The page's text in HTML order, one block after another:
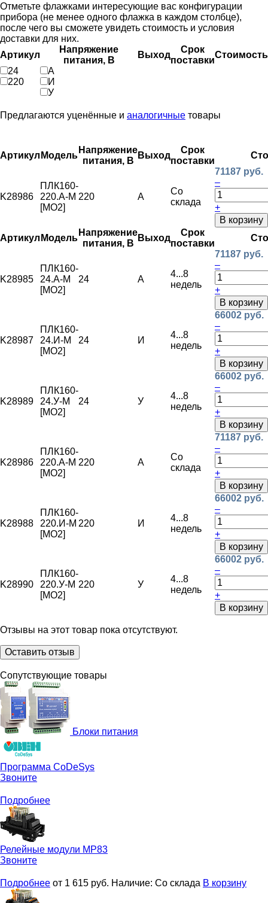
Отметьте флажками интересующие вас конфигурации
прибора (не менее одного флажка в каждом столбце),
после чего вы сможете увидеть стоимость и условия
доставки для них.
Артикул
Напряжение
питания, В
Выход
Срок
поставки
Стоимость
24
220
А
И
У
Предлагаются уценённые и аналогичные товары
Артикул Модель
Напряжение
питания, В
Выход
Срок
поставки
K28986
ПЛК160-
220.А-M
[МО2]
220 А
Со
склада
71187 руб.
–
+
В корзину
Артикул Модель
Напряжение
питания, В
Выход
Срок
поставки
K28985
ПЛК160-
24.А-М
[МО2]
24 А
4...8
недель
71187 руб.
–
+
В корзину
K28987
ПЛК160-
24.И-М
[МО2]
24 И
4...8
недель
66002 руб.
–
+
В корзину
K28989
ПЛК160-
24.У-М
[МО2]
24 У
4...8
недель
66002 руб.
–
+
В корзину
K28986
ПЛК160-
220.А-M
[МО2]
220 А
Со
склада
71187 руб.
–
+
В корзину
K28988
ПЛК160-
220.И-М
[МО2]
220 И
4...8
недель
66002 руб.
–
+
В корзину
K28990
ПЛК160-
220.У-М
[МО2]
220 У
4...8
недель
66002 руб.
–
+
В корзину
Отзывы на этот товар пока отсутствуют.
Оставить отзыв
Сопутствующие товары
Блоки питания
Программа CoDeSys
Звоните
Подробнее
Релейные модули МР83
Звоните
Подробнее от 1 615 руб. Наличие: Со склада В корзину